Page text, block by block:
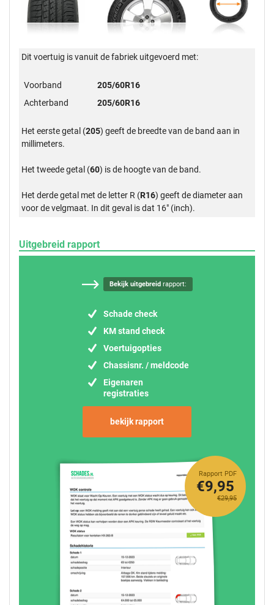
Dit voertuig is vanuit de fabriek uitgevoerd met:
Voorband
205/60R16
Achterband
205/60R16
Het eerste getal (205) geeft de breedte van de band aan in
millimeters.
Het tweede getal (60) is de hoogte van de band.
Het derde getal met de letter R (R16) geeft de diameter aan
voor de velgmaat. In dit geval is dat 16" (inch).
Uitgebreid rapport
Bekijk uitgebreidrapport:
Schade check
KM stand check
Voertuigopties
Chassisnr. / meldcode
Eigenaren
registraties
bekijk rapport
Rapport PDF
€29,95
€9,95